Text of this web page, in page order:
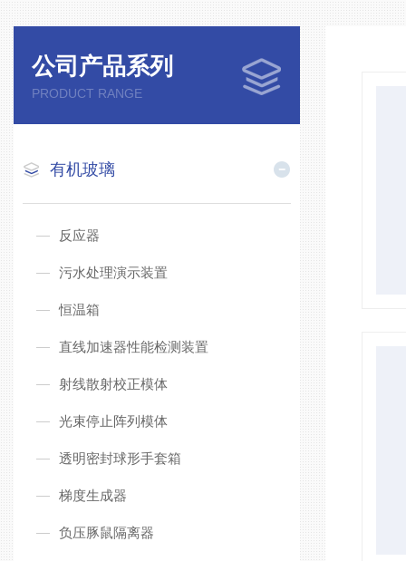
公司产品系列
PRODUCT RANGE
有机玻璃
反应器
污水处理演示装置
恒温箱
直线加速器性能检测装置
射线散射校正模体
光束停止阵列模体
透明密封球形手套箱
梯度生成器
负压豚鼠隔离器